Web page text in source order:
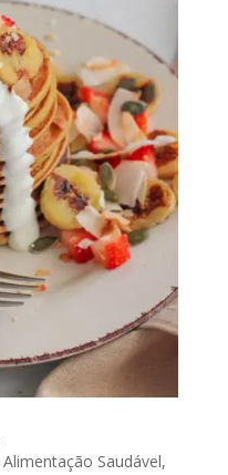
Alimentação Saudável,